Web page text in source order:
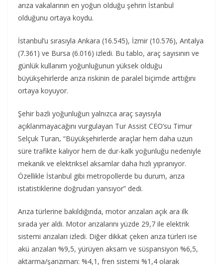
arıza vakalarının en yoğun olduğu şehrin İstanbul
olduğunu ortaya koydu.
İstanbul’u sırasıyla Ankara (16.545), İzmir (10.576), Antalya
(7.361) ve Bursa (6.016) izledi. Bu tablo, araç sayısının ve
günlük kullanım yoğunluğunun yüksek olduğu
büyükşehirlerde arıza riskinin de paralel biçimde arttığını
ortaya koyuyor.
Şehir bazlı yoğunluğun yalnızca araç sayısıyla
açıklanmayacağını vurgulayan Tur Assist CEO’su Timur
Selçuk Turan, “Büyükşehirlerde araçlar hem daha uzun
süre trafikte kalıyor hem de dur-kalk yoğunluğu nedeniyle
mekanik ve elektriksel aksamlar daha hızlı yıpranıyor.
Özellikle İstanbul gibi metropollerde bu durum, arıza
istatistiklerine doğrudan yansıyor” dedi.
Arıza türlerine bakıldığında, motor arızaları açık ara ilk
sırada yer aldı. Motor arızalarını yüzde 29,7 ile elektrik
sistemi arızaları izledi. Diğer dikkat çeken arıza türleri ise
akü arızaları %9,5, yürüyen aksam ve süspansiyon %6,5,
aktarma/şanzıman: %4,1, fren sistemi %1,4 olarak